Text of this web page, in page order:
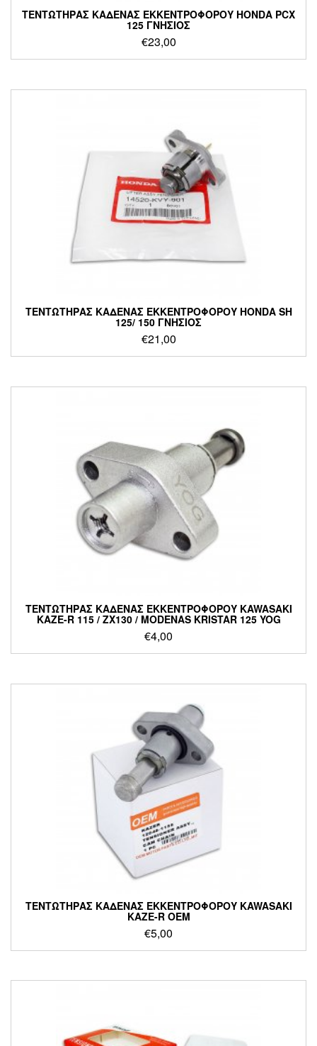
ΤΕΝΤΩΤΗΡΑΣ ΚΑΔΕΝΑΣ ΕΚΚΕΝΤΡΟΦΟΡΟΥ HONDA PCX
125 ΓΝΗΣΙΟΣ
€23,00
ΤΕΝΤΩΤΗΡΑΣ ΚΑΔΕΝΑΣ ΕΚΚΕΝΤΡΟΦΟΡΟΥ HONDA SH
125/ 150 ΓΝΗΣΙΟΣ
€21,00
ΤΕΝΤΩΤΗΡΑΣ ΚΑΔΕΝΑΣ ΕΚΚΕΝΤΡΟΦΟΡΟΥ KAWASAKI
KAZE-R 115 / ZX130 / MODENAS KRISTAR 125 YOG
€4,00
ΤΕΝΤΩΤΗΡΑΣ ΚΑΔΕΝΑΣ ΕΚΚΕΝΤΡΟΦΟΡΟΥ KAWASAKI
KAZE-R OEM
€5,00